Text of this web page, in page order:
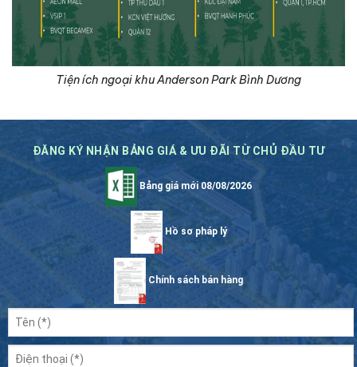
Tiện ích ngoại khu Anderson Park Bình Dương
ĐĂNG KÝ NHẬN BẢNG GIÁ & ƯU ĐÃI TỪ CHỦ ĐẦU TƯ
Bảng giá mới 08/08/2026
Hồ sơ pháp lý
Chính sách bán hàng